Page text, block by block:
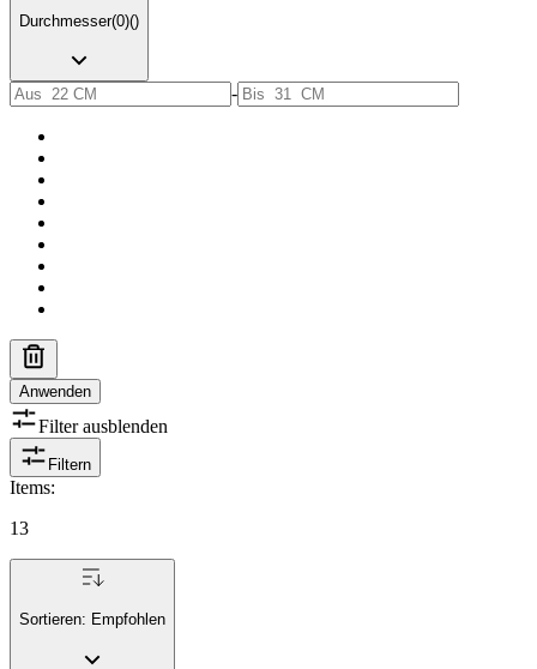
Durchmesser(0)()
-
Anwenden
Filter ausblenden
Filtern
Items:
13
Sortieren: Empfohlen